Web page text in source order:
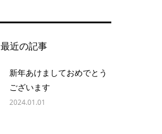
最近の記事
新年あけましておめでとう
ございます
2024.01.01